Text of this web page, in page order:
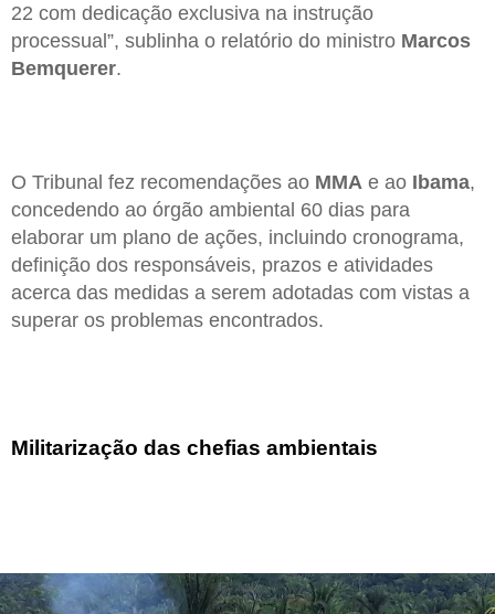
22 com dedicação exclusiva na instrução
processual”, sublinha o relatório do ministro Marcos
Bemquerer.
O Tribunal fez recomendações ao MMA e ao Ibama,
concedendo ao órgão ambiental 60 dias para
elaborar um plano de ações, incluindo cronograma,
definição dos responsáveis, prazos e atividades
acerca das medidas a serem adotadas com vistas a
superar os problemas encontrados.
Militarização das chefias ambientais